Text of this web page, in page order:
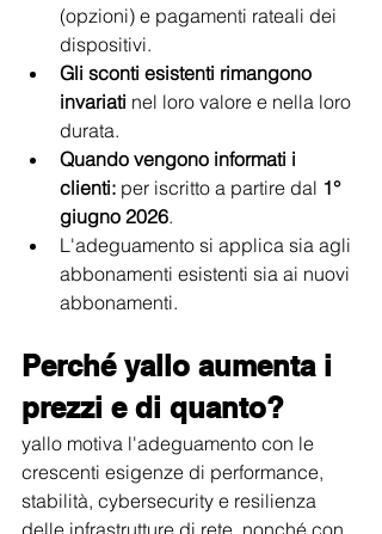
(opzioni) e pagamenti rateali dei
dispositivi.
Gli sconti esistenti rimangono
invariati nel loro valore e nella loro
durata.
Quando vengono informati i
clienti: per iscritto a partire dal 1°
giugno 2026.
L'adeguamento si applica sia agli
abbonamenti esistenti sia ai nuovi
abbonamenti.
Perché yallo aumenta i
prezzi e di quanto?
yallo motiva l'adeguamento con le
crescenti esigenze di performance,
stabilità, cybersecurity e resilienza
delle infrastrutture di rete, nonché con